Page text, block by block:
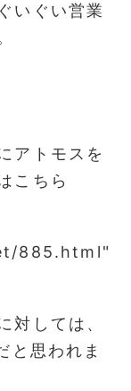
いぐい営業
アトモスを
こちら
885.html"
対しては、
と思われま